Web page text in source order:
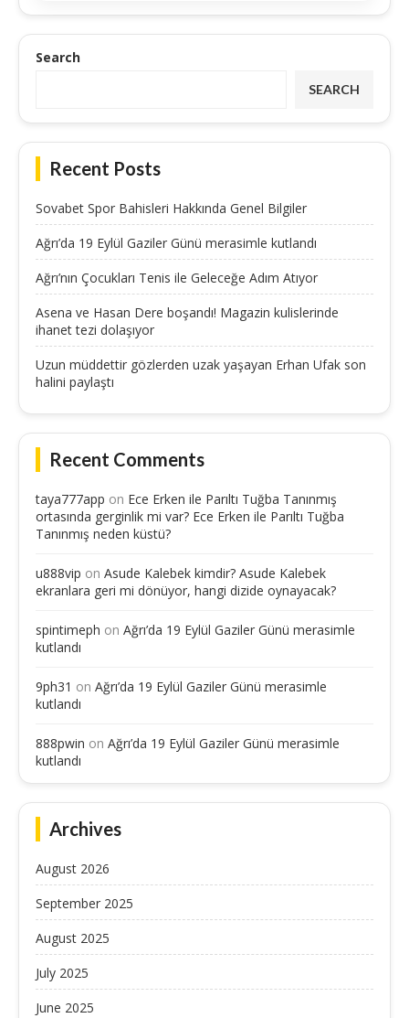
Search
SEARCH
Recent Posts
Sovabet Spor Bahisleri Hakkında Genel Bilgiler
Ağrı’da 19 Eylül Gaziler Günü merasimle kutlandı
Ağrı’nın Çocukları Tenis ile Geleceğe Adım Atıyor
Asena ve Hasan Dere boşandı! Magazin kulislerinde
ihanet tezi dolaşıyor
Uzun müddettir gözlerden uzak yaşayan Erhan Ufak son
halini paylaştı
Recent Comments
taya777app on Ece Erken ile Parıltı Tuğba Tanınmış
ortasında gerginlik mi var? Ece Erken ile Parıltı Tuğba
Tanınmış neden küstü?
u888vip on Asude Kalebek kimdir? Asude Kalebek
ekranlara geri mi dönüyor, hangi dizide oynayacak?
spintimeph on Ağrı’da 19 Eylül Gaziler Günü merasimle
kutlandı
9ph31 on Ağrı’da 19 Eylül Gaziler Günü merasimle
kutlandı
888pwin on Ağrı’da 19 Eylül Gaziler Günü merasimle
kutlandı
Archives
August 2026
September 2025
August 2025
July 2025
June 2025